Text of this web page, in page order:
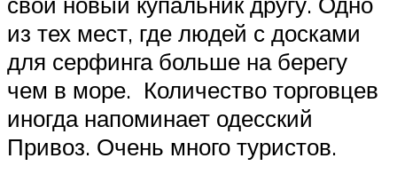
из тех мест, где людей с досками
для серфинга больше на берегу
чем в море. Количество торговцев
иногда напоминает одесский
Привоз. Очень много туристов.